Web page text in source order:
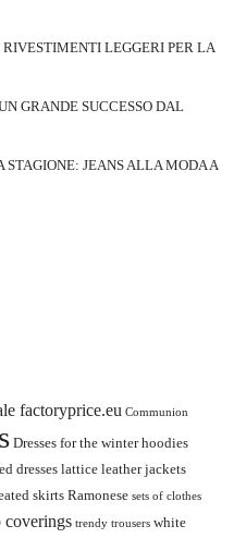
RIVESTIMENTI LEGGERI PER LA
GRANDE SUCCESSO DAL
STAGIONE: JEANS ALLA MODA A
factoryprice.eu Communion
Dresses for the winter hoodies
dresses lattice leather jackets
skirtsRamonese sets of clothes
coverings trendy trousers white